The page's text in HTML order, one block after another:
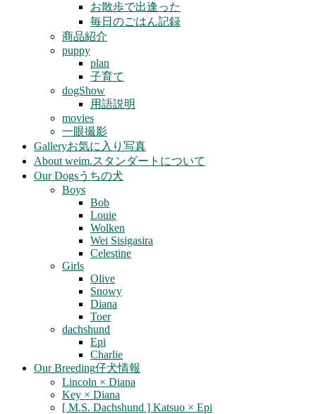
お散歩で出逢った
毎日のごはん記録
商品紹介
puppy
plan
子育て
dogShow
用語説明
movies
一眼撮影
Galleryお気に入り写真
About weim.スタンダートについて
Our Dogsうちの犬
Boys
Bob
Louie
Wolken
Wei Sisigasira
Celestine
Girls
Olive
Snowy
Diana
Toer
dachshund
Epi
Charlie
Our Breeding仔犬情報
Lincoln × Diana
Key × Diana
[ M.S. Dachshund ] Katsuo × Epi